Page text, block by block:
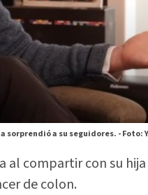
sorprendió a su seguidores. -Foto:
al compartir con su
de colon.